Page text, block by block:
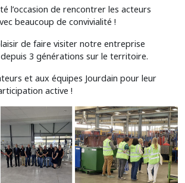
l’occasion de rencontrer les acteurs
beaucoup de convivialité !
de faire visiter notre entreprise
3 générations sur le territoire.
et aux équipes Jourdain pour leur
active !